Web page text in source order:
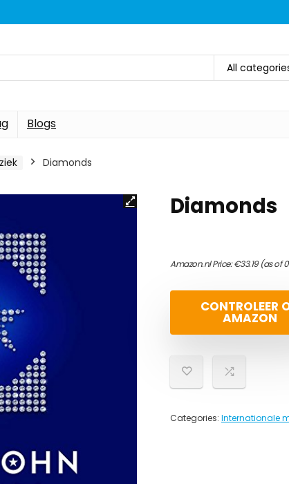
All
Blogs
Diamonds
Diamonds
Amazon.nl Price:€33.19(as of
CONTROLEER
AMAZON
Categories: Internationale